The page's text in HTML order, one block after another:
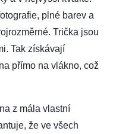
plné barev a
Trička jsou
Tak získávají
přímo na vlákno, což
z mála vlastní
že ve všech